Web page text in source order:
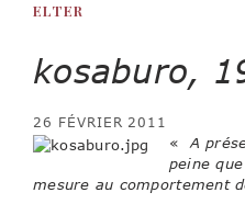
ELTER
kosaburo,
26 FÉVRIER 2011
«
A
peine
mesure au comportement